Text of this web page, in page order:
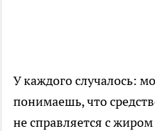
У каждого случалось:
понимаешь, что
не справляется с